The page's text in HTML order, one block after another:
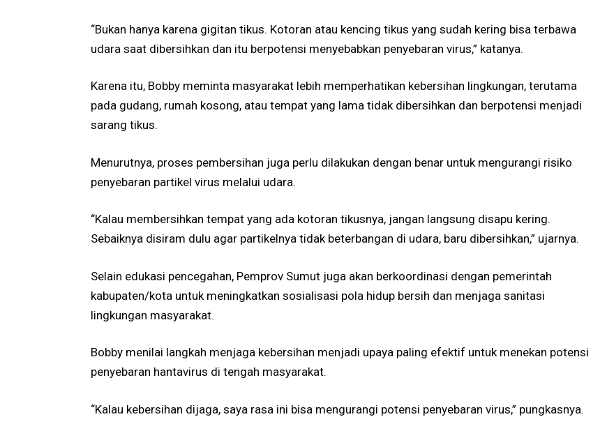
“Bukan hanya karena gigitan tikus. Kotoran atau kencing tikus yang sudah kering bisa terbawa
udara saat dibersihkan dan itu berpotensi menyebabkan penyebaran virus,” katanya.
Karena itu, Bobby meminta masyarakat lebih memperhatikan kebersihan lingkungan, terutama
pada gudang, rumah kosong, atau tempat yang lama tidak dibersihkan dan berpotensi menjadi
sarang tikus.
Menurutnya, proses pembersihan juga perlu dilakukan dengan benar untuk mengurangi risiko
penyebaran partikel virus melalui udara.
“Kalau membersihkan tempat yang ada kotoran tikusnya, jangan langsung disapu kering.
Sebaiknya disiram dulu agar partikelnya tidak beterbangan di udara, baru dibersihkan,” ujarnya.
Selain edukasi pencegahan, Pemprov Sumut juga akan berkoordinasi dengan pemerintah
kabupaten/kota untuk meningkatkan sosialisasi pola hidup bersih dan menjaga sanitasi
lingkungan masyarakat.
Bobby menilai langkah menjaga kebersihan menjadi upaya paling efektif untuk menekan potensi
penyebaran hantavirus di tengah masyarakat.
“Kalau kebersihan dijaga, saya rasa ini bisa mengurangi potensi penyebaran virus,” pungkasnya.